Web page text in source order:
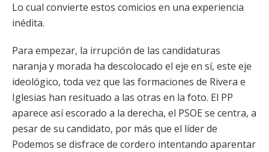
Lo cual convierte estos comicios en una experiencia
inédita.
Para empezar, la irrupción de las candidaturas
naranja y morada ha descolocado el eje en sí, este eje
ideológico, toda vez que las formaciones de Rivera e
Iglesias han resituado a las otras en la foto. El PP
aparece así escorado a la derecha, el PSOE se centra, a
pesar de su candidato, por más que el líder de
Podemos se disfrace de cordero intentando aparentar